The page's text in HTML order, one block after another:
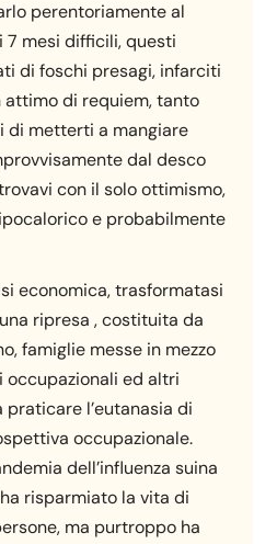
perentoriamente al
7 mesi difficili, questi
di foschi presagi, infarciti
attimo di requiem, tanto
di metterti a mangiare
dal desco
con il solo ottimismo,
e probabilmente
economica, trasformatasi
ripresa , costituita da
famiglie messe in mezzo
ed altri
l’eutanasia di
occupazionale.
dell’influenza suina
risparmiato la vita di
ma purtroppo ha